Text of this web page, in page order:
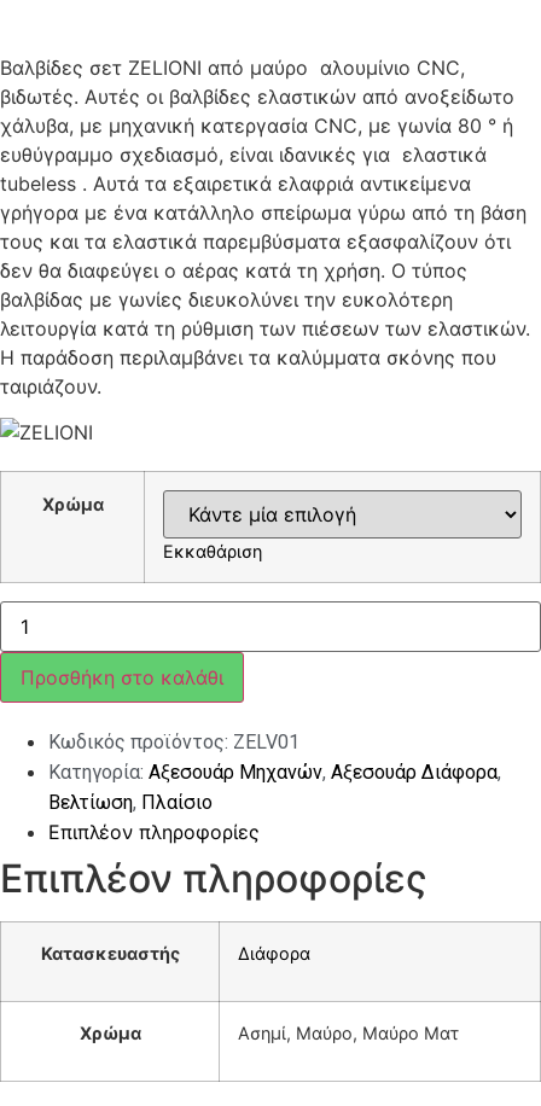
Βαλβίδες σετ ZELIONI από μαύρο αλουμίνιο CNC,
βιδωτές. Αυτές οι βαλβίδες ελαστικών από ανοξείδωτο
χάλυβα, με μηχανική κατεργασία CNC, με γωνία 80 ° ή
ευθύγραμμο σχεδιασμό, είναι ιδανικές για ελαστικά
tubeless . Αυτά τα εξαιρετικά ελαφριά αντικείμενα
γρήγορα με ένα κατάλληλο σπείρωμα γύρω από τη βάση
τους και τα ελαστικά παρεμβύσματα εξασφαλίζουν ότι
δεν θα διαφεύγει ο αέρας κατά τη χρήση. Ο τύπος
βαλβίδας με γωνίες διευκολύνει την ευκολότερη
λειτουργία κατά τη ρύθμιση των πιέσεων των ελαστικών.
Η παράδοση περιλαμβάνει τα καλύμματα σκόνης που
ταιριάζουν.
Χρώμα
Εκκαθάριση
ΒΑΛΒΙΔΕΣ
ΕΛΑΣΤΙΚΟΥ
ΣΕΤ
ZELIONI
ποσότητα
Προσθήκη στο καλάθι
Κωδικός προϊόντος: ZELV01
Κατηγορία: Αξεσουάρ Μηχανών, Αξεσουάρ Διάφορα,
Βελτίωση, Πλαίσιο
Επιπλέον πληροφορίες
Επιπλέον πληροφορίες
Κατασκευαστής Διάφορα
Χρώμα Ασημί, Μαύρο, Μαύρο Ματ